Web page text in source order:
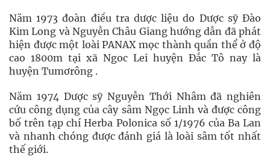
Năm 1973 đoàn điều tra dược liệu do Dược sỹ Đào
Kim Long và Nguyễn Châu Giang hướng dẫn đã phát
hiện được một loài PANAX mọc thành quần thể ở độ
cao 1800m tại xã Ngoc Lei huyện Đắc Tô nay là
huyện Tumơrông .
Năm 1974 Dược sỹ Nguyễn Thới Nhâm đã nghiên
cứu công dụng của cây sâm Ngọc Linh và được công
bố trên tạp chí Herba Polonica số 1/1976 của Ba Lan
và nhanh chóng được đánh giá là loài sâm tốt nhất
thế giới.